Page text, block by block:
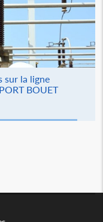
sur la ligne
BOUET